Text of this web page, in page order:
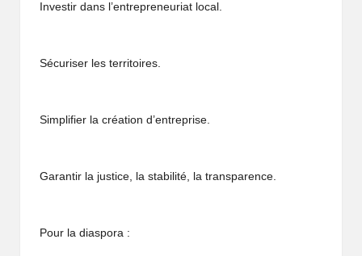
Investir dans l’entrepreneuriat local.
Sécuriser les territoires.
Simplifier la création d’entreprise.
Garantir la justice, la stabilité, la transparence.
Pour la diaspora :